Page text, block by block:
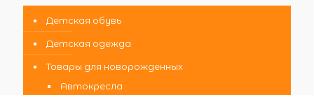
Детская обувь
Детская одежда
Товары для новорожденных
Автокресла